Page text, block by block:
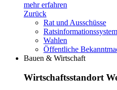
mehr erfahren
Zurück
Rat und Ausschüsse
Ratsinformationssystem
Wahlen
Öffentliche
Bauen & Wirtschaft
Wirtschaftsstandort